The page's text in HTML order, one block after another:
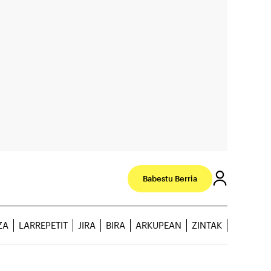
Babestu Berria
LARREPETIT JIRA BIRA ARKUPEAN ZINTAK